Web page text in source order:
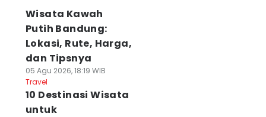
Wisata Kawah
Putih Bandung:
Lokasi, Rute, Harga,
dan Tipsnya
05 Agu 2026, 18:19 WIB
Travel
10 Destinasi Wisata
untuk